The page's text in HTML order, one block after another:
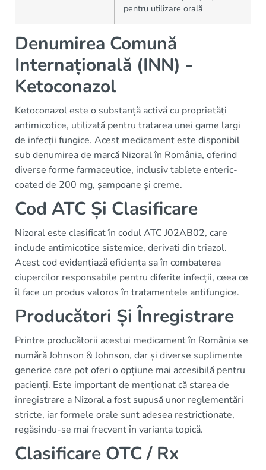
pentru utilizare orală
Denumirea Comună
Internațională (INN) -
Ketoconazol
Ketoconazol este o substanță activă cu proprietăți
antimicotice, utilizată pentru tratarea unei game largi
de infecții fungice. Acest medicament este disponibil
sub denumirea de marcă Nizoral în România, oferind
diverse forme farmaceutice, inclusiv tablete enteric-
coated de 200 mg, șampoane și creme.
Cod ATC Și Clasificare
Nizoral este clasificat în codul ATC J02AB02, care
include antimicotice sistemice, derivati din triazol.
Acest cod evidențiază eficiența sa în combaterea
ciupercilor responsabile pentru diferite infecții, ceea ce
îl face un produs valoros în tratamentele antifungice.
Producători Și Înregistrare
Printre producătorii acestui medicament în România se
numără Johnson & Johnson, dar și diverse suplimente
generice care pot oferi o opțiune mai accesibilă pentru
pacienți. Este important de menționat că starea de
înregistrare a Nizoral a fost supusă unor reglementări
stricte, iar formele orale sunt adesea restricționate,
regăsindu-se mai frecvent în varianta topică.
Clasificare OTC / Rx